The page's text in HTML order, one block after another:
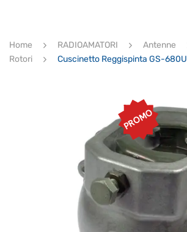
ULTIMI ARRIVI
Home RADIOAMATORI Antenne
Rotori
Cuscinetto Reggispinta GS-680U
PROMO